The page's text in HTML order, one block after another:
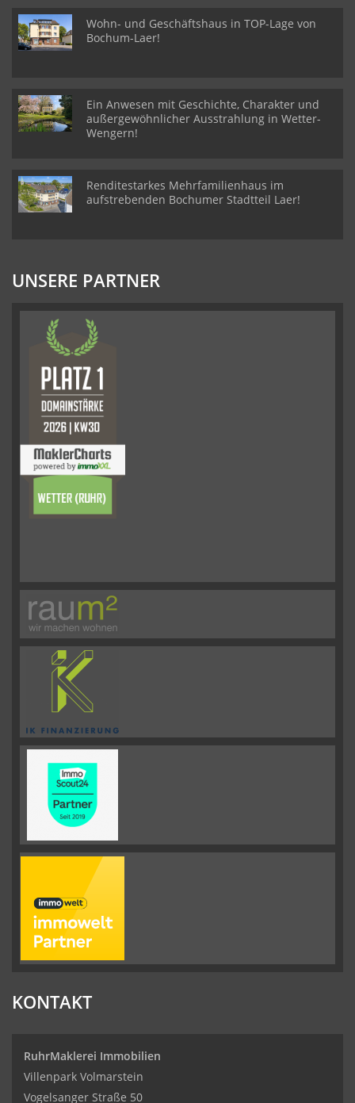
Wohn- und Geschäftshaus in TOP-Lage von
Bochum-Laer!
Ein Anwesen mit Geschichte, Charakter und
außergewöhnlicher Ausstrahlung in Wetter-
Wengern!
Renditestarkes Mehrfamilienhaus im
aufstrebenden Bochumer Stadtteil Laer!
UNSERE PARTNER
KONTAKT
RuhrMaklerei Immobilien
Villenpark Volmarstein
Vogelsanger Straße 50